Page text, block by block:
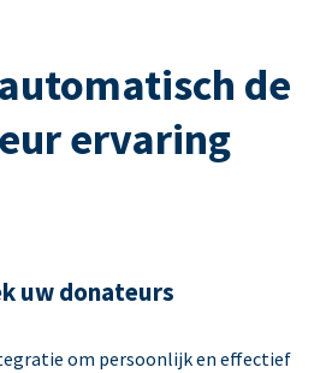
de
ervaring
uw donateurs
om persoonlijk en effectief